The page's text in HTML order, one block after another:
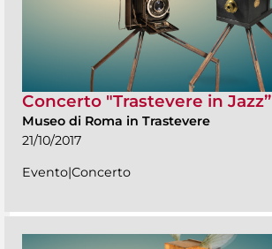
Concerto "Trastevere in Jazz”
Museo di Roma in Trastevere
21/10/2017
Evento|Concerto